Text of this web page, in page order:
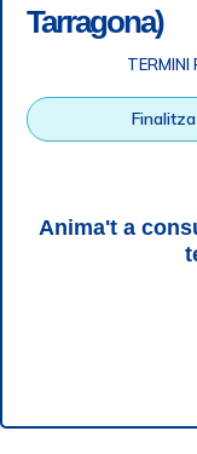
gravació
Autoritat Portuària
Tarragona)
TERMINI
Anima't a